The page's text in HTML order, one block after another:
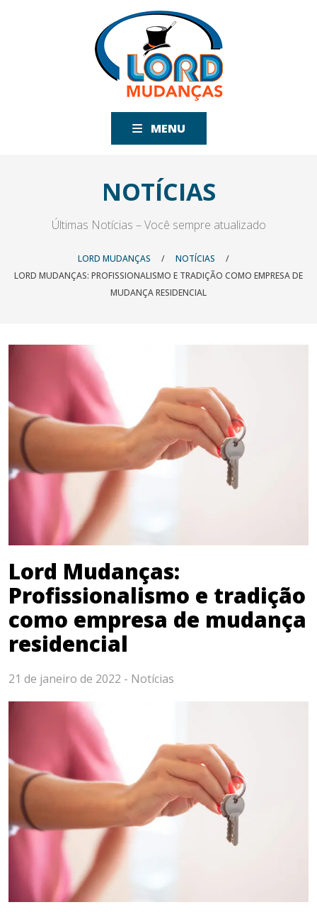
MENU
NOTÍCIAS
Últimas Notícias – Você sempre atualizado
LORD MUDANÇAS / NOTÍCIAS
/
LORD MUDANÇAS: PROFISSIONALISMO E TRADIÇÃO COMO EMPRESA DE
MUDANÇA RESIDENCIAL
Lord Mudanças:
Profissionalismo e tradição
como empresa de mudança
residencial
21 de janeiro de 2022 - Notícias